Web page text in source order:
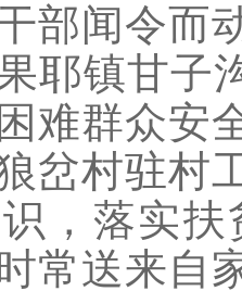
部闻令而
耶镇甘子
难群众安
岔村驻村
，落实
常送来自